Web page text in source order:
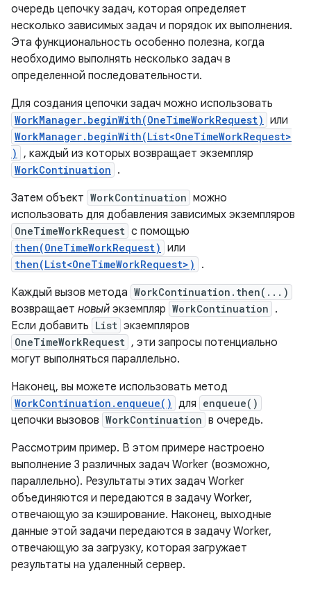
очередь цепочку задач, которая определяет
несколько зависимых задач и порядок их выполнения.
Эта функциональность особенно полезна, когда
необходимо выполнять несколько задач в
определенной последовательности.
Для создания цепочки задач можно использовать
WorkManager.beginWith(OneTimeWorkRequest) или
WorkManager.beginWith(List<OneTimeWorkRequest>
) , каждый из которых возвращает экземпляр
WorkContinuation .
Затем объект WorkContinuation можно
использовать для добавления зависимых экземпляров
OneTimeWorkRequest с помощью
then(OneTimeWorkRequest) или
then(List<OneTimeWorkRequest>)
.
Каждый вызов метода WorkContinuation.then(...)
возвращает новый экземпляр WorkContinuation .
Если добавить List экземпляров
OneTimeWorkRequest , эти запросы потенциально
могут выполняться параллельно.
Наконец, вы можете использовать метод
WorkContinuation.enqueue() для enqueue()
цепочки вызовов WorkContinuation в очередь.
Рассмотрим пример. В этом примере настроено
выполнение 3 различных задач Worker (возможно,
параллельно). Результаты этих задач Worker
объединяются и передаются в задачу Worker,
отвечающую за кэширование. Наконец, выходные
данные этой задачи передаются в задачу Worker,
отвечающую за загрузку, которая загружает
результаты на удаленный сервер.